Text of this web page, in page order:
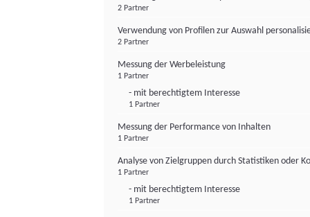
2 Partner
Verwendung von Profilen zur Auswahl
2 Partner
Messung der Werbeleistung
1 Partner
- mit berechtigtem Interesse
1 Partner
Messung der Performance von Inhalten
1 Partner
Analyse von Zielgruppen durch Statistiken oder
1 Partner
- mit berechtigtem Interesse
1 Partner